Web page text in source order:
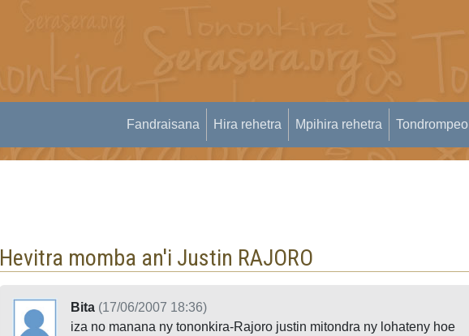
Fandraisana Hira rehetra Mpihira rehetra Tondrompeo
Hevitra momba an'i Justin RAJORO
Bita (17/06/2007 18:36)
iza no manana ny tononkira-Rajoro justin mitondra ny lohateny hoe